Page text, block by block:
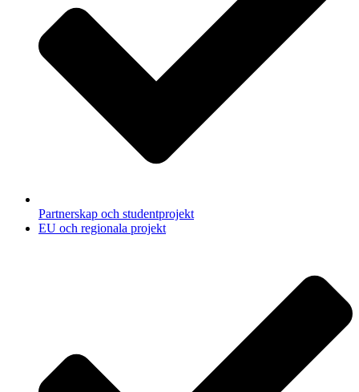
Partnerskap och studentprojekt
EU och regionala projekt